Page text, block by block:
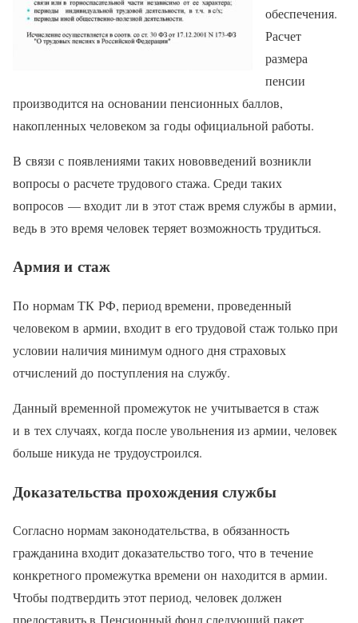
обеспечения.
Расчет
размера
пенсии
производится на основании пенсионных баллов,
накопленных человеком за годы официальной работы.
В связи с появлениями таких нововведений возникли
вопросы о расчете трудового стажа. Среди таких
вопросов — входит ли в этот стаж время службы в армии,
ведь в это время человек теряет возможность трудиться.
Армия и стаж
По нормам ТК РФ, период времени, проведенный
человеком в армии, входит в его трудовой стаж только при
условии наличия минимум одного дня страховых
отчислений до поступления на службу.
Данный временной промежуток не учитывается в стаж
и в тех случаях, когда после увольнения из армии, человек
больше никуда не трудоустроился.
Доказательства прохождения службы
Согласно нормам законодательства, в обязанность
гражданина входит доказательство того, что в течение
конкретного промежутка времени он находится в армии.
Чтобы подтвердить этот период, человек должен